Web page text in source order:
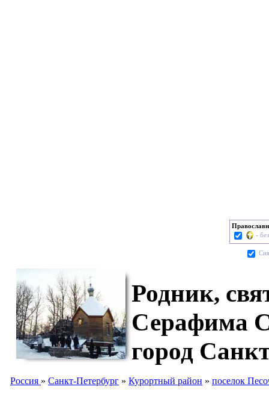
-
Родник,
Серафима
город
Россия » Санкт-Петербург » Курортный район » поселок